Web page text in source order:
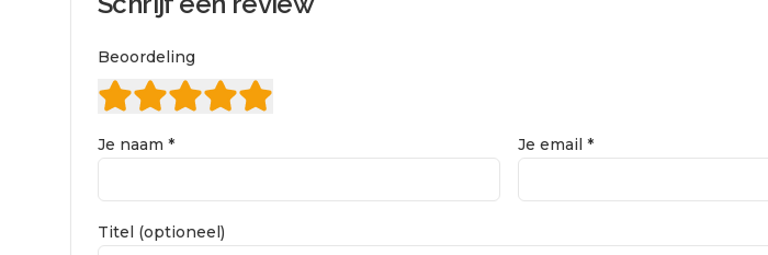
Beoordeling
Je naam * Je email *
Titel (optioneel)